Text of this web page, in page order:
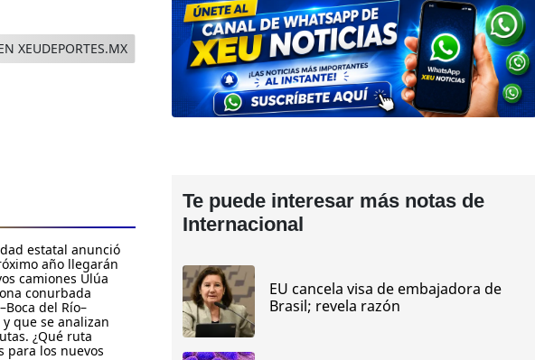
XEUDEPORTES.MX
estatal anunció
año llegarán
camiones Ulúa
conurbada
del Río–
que se analizan
¿Qué ruta
para los nuevos
Te puede interesar más notas de
Internacional
EU cancela visa de embajadora de
Brasil; revela razón